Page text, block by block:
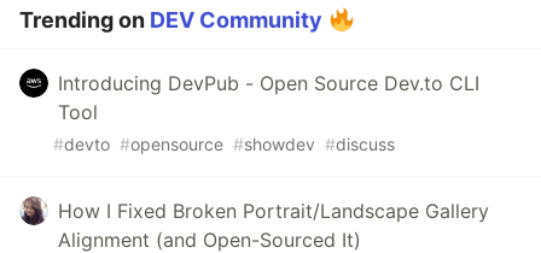
Trending on DEV Community
Introducing DevPub - Open Source Dev.to CLI
Tool
#devto #opensource #showdev #discuss
How I Fixed Broken Portrait/Landscape Gallery
Alignment (and Open-Sourced It)